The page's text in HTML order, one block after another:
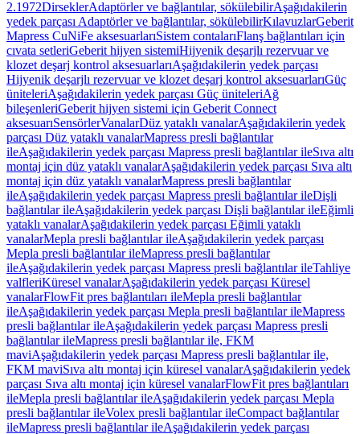
2.1972DirseklerAdaptörler ve bağlantılar, sökülebilirAşağıdakilerin
yedek parçası Adaptörler ve bağlantılar, sökülebilirKılavuzlarGeberit
Mapress CuNiFe aksesuarlarıSistem contalarıFlanş bağlantıları için
cıvata setleriGeberit hijyen sistemiHijyenik deşarjlı rezervuar ve
klozet deşarj kontrol aksesuarlarıAşağıdakilerin yedek parçası
Hijyenik deşarjlı rezervuar ve klozet deşarj kontrol aksesuarlarıGüç
üniteleriAşağıdakilerin yedek parçası Güç üniteleriAğ
bileşenleriGeberit hijyen sistemi için Geberit Connect
aksesuarıSensörlerVanalarDüz yataklı vanalarAşağıdakilerin yedek
parçası Düz yataklı vanalarMapress presli bağlantılar
ileAşağıdakilerin yedek parçası Mapress presli bağlantılar ileSıva altı
montaj için düz yataklı vanalarAşağıdakilerin yedek parçası Sıva altı
montaj için düz yataklı vanalarMapress presli bağlantılar
ileAşağıdakilerin yedek parçası Mapress presli bağlantılar ileDişli
bağlantılar ileAşağıdakilerin yedek parçası Dişli bağlantılar ileEğimli
yataklı vanalarAşağıdakilerin yedek parçası Eğimli yataklı
vanalarMepla presli bağlantılar ileAşağıdakilerin yedek parçası
Mepla presli bağlantılar ileMapress presli bağlantılar
ileAşağıdakilerin yedek parçası Mapress presli bağlantılar ileTahliye
valfleriKüresel vanalarAşağıdakilerin yedek parçası Küresel
vanalarFlowFit pres bağlantıları ileMepla presli bağlantılar
ileAşağıdakilerin yedek parçası Mepla presli bağlantılar ileMapress
presli bağlantılar ileAşağıdakilerin yedek parçası Mapress presli
bağlantılar ileMapress presli bağlantılar ile, FKM
maviAşağıdakilerin yedek parçası Mapress presli bağlantılar ile,
FKM maviSıva altı montaj için küresel vanalarAşağıdakilerin yedek
parçası Sıva altı montaj için küresel vanalarFlowFit pres bağlantıları
ileMepla presli bağlantılar ileAşağıdakilerin yedek parçası Mepla
presli bağlantılar ileVolex presli bağlantılar ileCompact bağlantılar
ileMapress presli bağlantılar ileAşağıdakilerin yedek parçası